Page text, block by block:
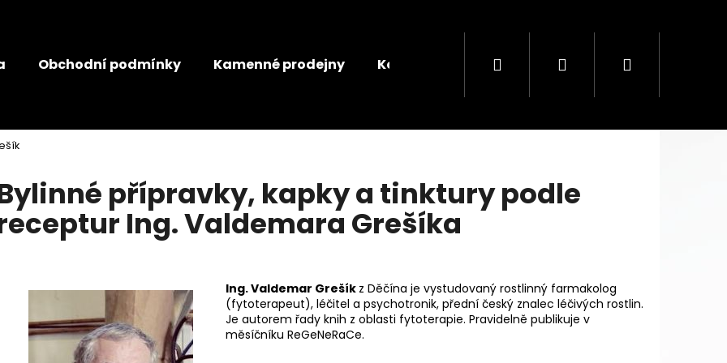
Obchodní podmínky Kamenné prodejny Kontakt Hledat PřihlášeníNákupní
košík
přípravky, kapky a tinktury podle
Ing. Valdemara Grešíka
Ing. Valdemar Grešík z Děčína je vystudovaný rostlinný farmakolog
(fytoterapeut), léčitel a psychotronik, přední český znalec léčivých rostlin.
Je autorem řady knih z oblasti fytoterapie. Pravidelně publikuje v
měsíčníku ReGeNeRaCe.
Doporučujeme
99 Kč
99 Kč